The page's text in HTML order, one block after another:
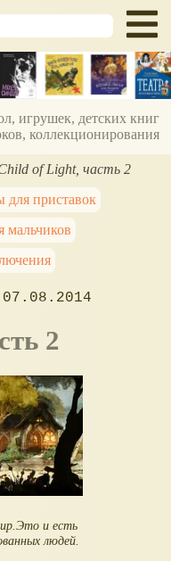
игрушек, детских книг
коллекционирования
of Light, часть 2
для приставок
мальчиков
07.08.2014
2
и есть
людей.